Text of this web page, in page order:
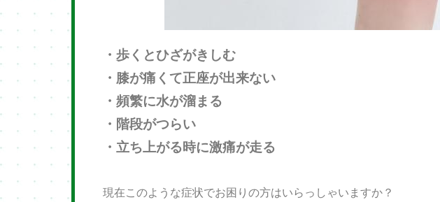
・歩くとひざがきしむ
・膝が痛くて正座が出来ない
・頻繁に水が溜まる
・階段がつらい
・立ち上がる時に激痛が走る
現在このような症状でお困りの方はいらっしゃいますか？